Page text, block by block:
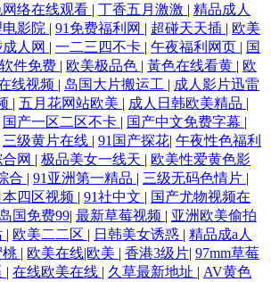
络在线观看 | 丁香五月激激 | 精品成人
电影院 | 91免费福利网 | 超碰天天插 | 欧美
人网 | 一二三四不卡 | 午夜福利网页 | 国
件免费 | 欧美极品色 | 黃色在线看黄 | 欧
线视频 | 岛国大片搬运工 | 成人影片迅雷
| 五月花网站欧美 | 成人日韩欧美精品 |
国产一区二区不卡 | 国产中文免费字幕 |
三级黄片在线 | 91国产探花| 午夜性色福利
网 | 极品美女一线天 | 欧美性爱黄色影
合 | 91亚洲第一精品 | 三级无码色情片 |
本四区视频 | 91社中文 | 国产尤物视频在
岛国免费99| 最新草莓视频 | 亚洲欧美偷拍
| 欧美二二区 | 日韩美女诱惑 | 精品成a人
桃 | 欧美在线|欧美 | 香港3级片| 97mm草莓
| 在线欧美在线 | 久草最新地址 | AV黄色